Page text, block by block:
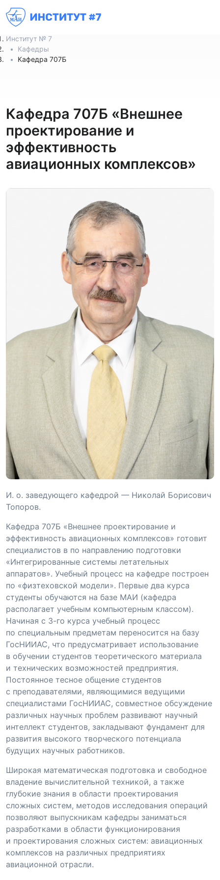
Институт № 7
Кафедры
Кафедра 707Б
Кафедра 707Б «Внешнее
проектирование и
эффективность
авиационных комплексов»
И. о. заведующего кафедрой — Николай Борисович
Топоров.
Кафедра 707Б «Внешнее проектирование и
эффективность авиационных комплексов» готовит
специалистов в по направлению подготовки
«Интегрированные системы летательных
аппаратов». Учебный процесс на кафедре построен
по «физтеховской модели». Первые два курса
студенты обучаются на базе МАИ (кафедра
располагает учебным компьютерным классом).
Начиная с 3-го курса учебный процесс
по специальным предметам переносится на базу
ГосНИИАС, что предусматривает использование
в обучении студентов теоретического материала
и технических возможностей предприятия.
Постоянное тесное общение студентов
с преподавателями, являющимися ведущими
специалистами ГосНИИАС, совместное обсуждение
различных научных проблем развивают научный
интеллект студентов, закладывают фундамент для
развития высокого творческого потенциала
будущих научных работников.
Широкая математическая подготовка и свободное
владение вычислительной техникой, а также
глубокие знания в области проектирования
сложных систем, методов исследования операций
позволяют выпускникам кафедры заниматься
разработками в области функционирования
и проектирования сложных систем: авиационных
комплексов на различных предприятиях
авиационной отрасли.